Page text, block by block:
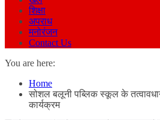
शिक्षा
अपराध
मनोरंजन
Contact Us
You are here:
Home
सोशल बलूनी पब्लिक स्कूल के
कार्यक्रम